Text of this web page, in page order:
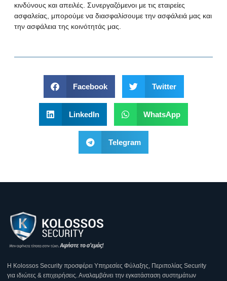
κινδύνους και απειλές. Συνεργαζόμενοι με τις εταιρείες
ασφαλείας, μπορούμε να διασφαλίσουμε την ασφάλειά μας και
την ασφάλεια της κοινότητάς μας.
Facebook Twitter
LinkedIn WhatsApp
Telegram
Η Κοlossos Security προσφέρει Υπηρεσίες Φύλαξης, Περιπολίας Security
για ιδιώτες & επιχειρήσεις. Αναλαμβάνει την εγκατάσταση συστημάτων